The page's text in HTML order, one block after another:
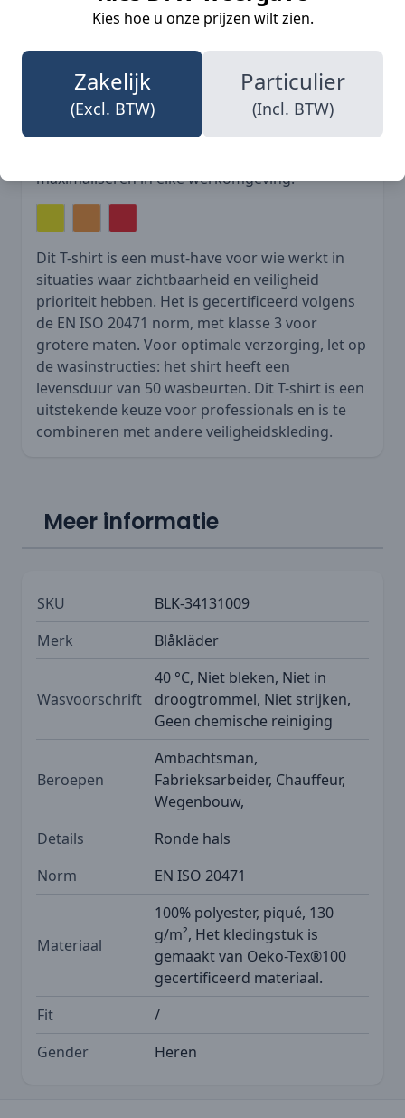
Kies hoe u onze prijzen wilt zien.
Zakelijk
(Excl. BTW)
Particulier
(Incl. BTW)
werkomstandigheden
Duurzaam met meerdere wasbeurten
gegarandeerd
De Blaklader 3413 T-shirt High Vis is verkrijgbaar
in verschillende opvallende kleuren, waaronder
High Vis Geel, High Vis Oranje en High Vis Rood.
maximaliseren in elke werkomgeving.
Dit T-shirt is een must-have voor wie werkt in
situaties waar zichtbaarheid en veiligheid
prioriteit hebben. Het is gecertificeerd volgens
de EN ISO 20471 norm, met klasse 3 voor
grotere maten. Voor optimale verzorging, let op
de wasinstructies: het shirt heeft een
levensduur van 50 wasbeurten. Dit T-shirt is een
uitstekende keuze voor professionals en is te
combineren met andere veiligheidskleding.
Meer informatie
SKU
BLK-34131009
Merk
Blåkläder
Wasvoorschrift
40 °C, Niet bleken, Niet in
droogtrommel, Niet strijken,
Geen chemische reiniging
Beroepen
Ambachtsman,
Fabrieksarbeider, Chauffeur,
Wegenbouw,
Details
Ronde hals
Norm
EN ISO 20471
Materiaal
100% polyester, piqué, 130
g/m², Het kledingstuk is
gemaakt van Oeko-Tex®100
gecertificeerd materiaal.
Fit
/
Gender
Heren